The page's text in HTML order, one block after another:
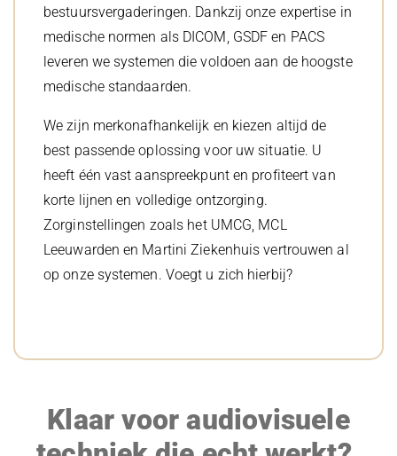
bestuursvergaderingen. Dankzij onze expertise in
medische normen als DICOM, GSDF en PACS
leveren we systemen die voldoen aan de hoogste
medische standaarden.
We zijn merkonafhankelijk en kiezen altijd de
best passende oplossing voor uw situatie. U
heeft één vast aanspreekpunt en profiteert van
korte lijnen en volledige ontzorging.
Zorginstellingen zoals het UMCG, MCL
Leeuwarden en Martini Ziekenhuis vertrouwen al
op onze systemen. Voegt u zich hierbij?
Klaar voor audiovisuele